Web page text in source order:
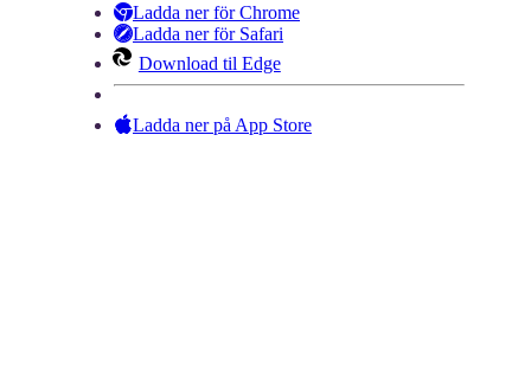
Ladda ner för Chrome
Ladda ner för Safari
Download til Edge
Ladda ner på App Store